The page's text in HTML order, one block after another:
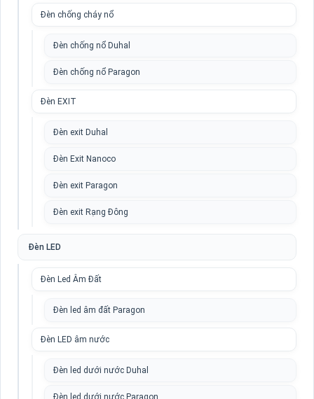
Đèn chống cháy nổ
Đèn chống nổ Duhal
Đèn chống nổ Paragon
Đèn EXIT
Đèn exit Duhal
Đèn Exit Nanoco
Đèn exit Paragon
Đèn exit Rạng Đông
Đèn LED
Đèn Led Âm Đất
Đèn led âm đất Paragon
Đèn LED âm nước
Đèn led dưới nước Duhal
Đèn led dưới nước Paragon